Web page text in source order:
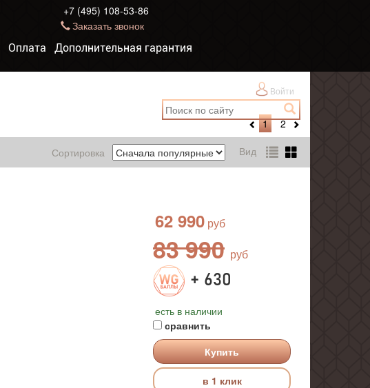
+7 (495) 108-53-86
Заказать звонок
Оплата Дополнительная гарантия
Войти
1
2
Вид
Сортировка
62 990
83 990
+ 630
есть в наличии
сравнить
Купить
в 1 клик